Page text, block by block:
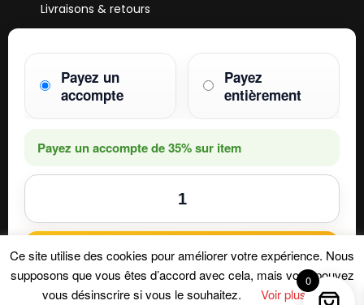
Payez un
accompte
Payez
entièrement
Payez un accompte de35%sur item
Ajouter au panier
Livraisons & retours
Paiements
HOBBY ONE
75011 PARIS
Mail. hobby1shop@gmail.com
NOUS SUIVRE
Ce site utilise des cookies pour améliorer votre expérience. Nous
supposons que vous êtes d’accord avec cela, mais vous pouvez
vous désinscrire si vous le souhaitez.
Voir plus
0